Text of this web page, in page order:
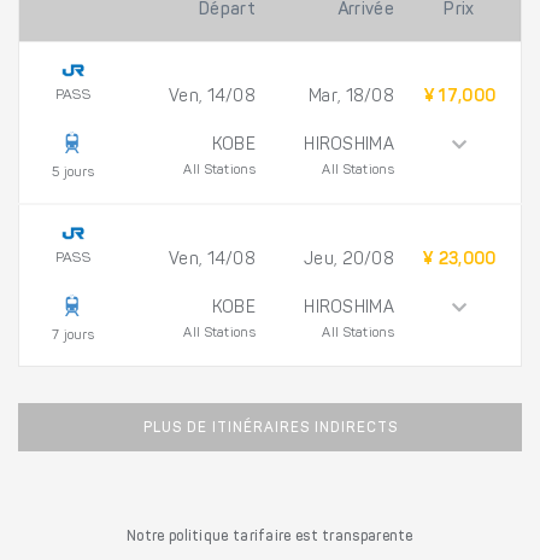
Départ Arrivée Prix
PASS
5 jours
Ven, 14/08
KOBE
All Stations
Mar, 18/08
HIROSHIMA
All Stations
¥ 17,000
PASS
7 jours
Ven, 14/08
KOBE
All Stations
Jeu, 20/08
HIROSHIMA
All Stations
¥ 23,000
PLUS DE ITINÉRAIRES INDIRECTS
Notre politique tarifaire est transparente